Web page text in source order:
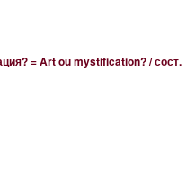
= Art ou mystification? / сост.